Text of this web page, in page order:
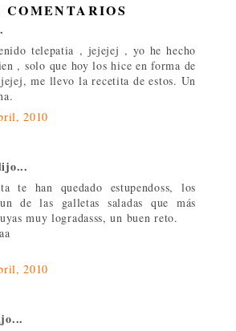
COMENTARIOS
telepatia , jejejej , yo he hecho
, solo que hoy los hice en forma de
me llevo la recetita de estos. Un
2010
te han quedado estupendoss, los
de las galletas saladas que más
muy logradasss, un buen reto.
2010